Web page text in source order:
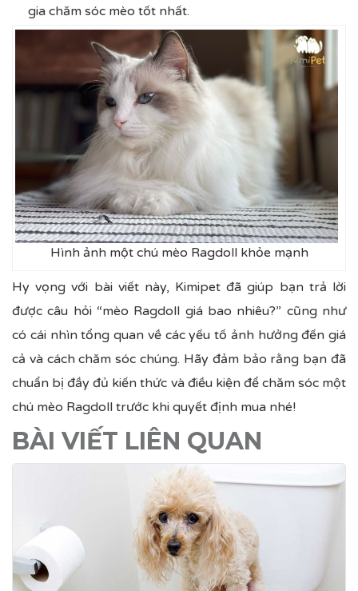
gia chăm sóc mèo tốt nhất.
Hình ảnh một chú mèo Ragdoll khỏe mạnh
Hy vọng với bài viết này, Kimipetđã giúp bạn trả lời
được câu hỏi “mèo Ragdoll giá bao nhiêu?” cũng như
có cái nhìn tổng quan về các yếu tố ảnh hưởng đến giá
cả và cách chăm sóc chúng. Hãy đảm bảo rằng bạn đã
chuẩn bị đầy đủ kiến thức và điều kiện để chăm sóc một
chú mèo Ragdoll trước khi quyết định mua nhé!
BÀI VIẾT LIÊN QUAN